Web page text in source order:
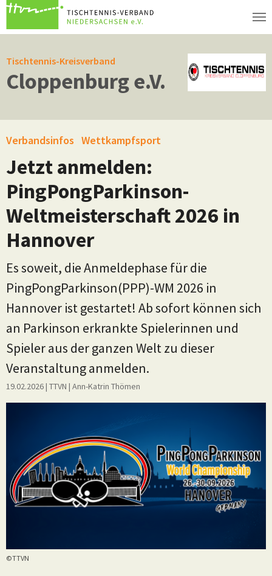
Tischtennis-Kreisverband
Cloppenburg e.V.
Verbandsinfos Wettkampfsport
Jetzt anmelden:
PingPongParkinson-
Weltmeisterschaft 2026 in
Hannover
Es soweit, die Anmeldephase für die
PingPongParkinson(PPP)-WM 2026 in
Hannover ist gestartet! Ab sofort können sich
an Parkinson erkrankte Spielerinnen und
Spieler aus der ganzen Welt zu dieser
Veranstaltung anmelden.
19.02.2026| TTVN | Ann-Katrin Thömen
©TTVN